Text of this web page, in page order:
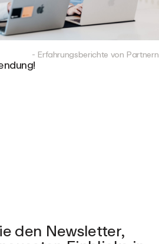
- Erfahrungsberichte von Partnern
den Newsletter,